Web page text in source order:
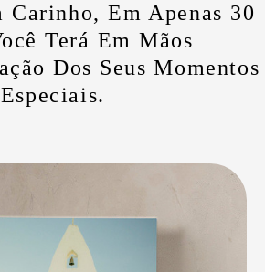
Carinho, Em Apenas 30
Terá Em Mãos
Dos Seus Momentos
Especiais.